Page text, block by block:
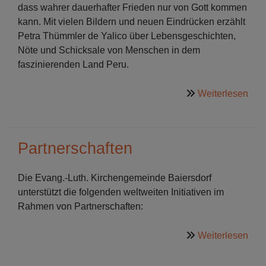
dass wahrer dauerhafter Frieden nur von Gott kommen
kann. Mit vielen Bildern und neuen Eindrücken erzählt
Petra Thümmler de Yalico über Lebensgeschichten,
Nöte und Schicksale von Menschen in dem
faszinierenden Land Peru.
Weiterlesen
Partnerschaften
Die Evang.-Luth. Kirchengemeinde Baiersdorf
unterstützt die folgenden weltweiten Initiativen im
Rahmen von Partnerschaften:
Weiterlesen